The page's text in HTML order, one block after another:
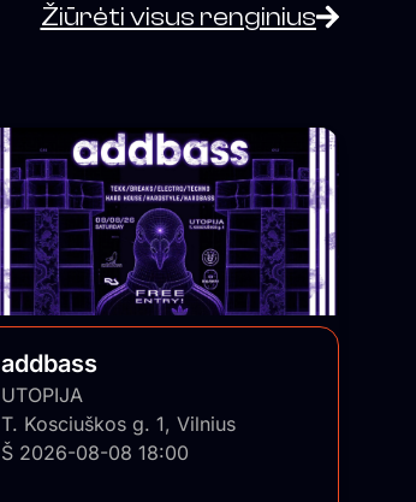
Žiūrėti visus renginius
addbass
UTOPIJA
T. Kosciuškos g. 1, Vilnius
Š 2026-08-08 18:00